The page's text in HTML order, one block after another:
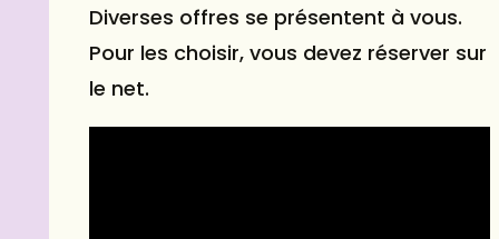
Diverses offres se présentent à vous.
Pour les choisir, vous devez réserver sur
le net.